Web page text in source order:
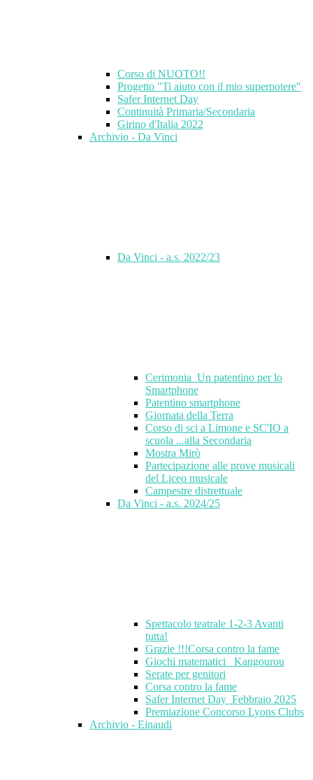
Corso di NUOTO!!
Progetto "Ti aiuto con il mio superpotere"
Safer Internet Day
Continuità Primaria/Secondaria
Girino d'Italia 2022
Archivio - Da Vinci
Da Vinci - a.s. 2022/23
Cerimonia_Un patentino per lo
Smartphone
Patentino smartphone
Giornata della Terra
Corso di sci a Limone e SC'IO a
scuola ...alla Secondaria
Mostra Mirò
Partecipazione alle prove musicali
del Liceo musicale
Campestre distrettuale
Da Vinci - a.s. 2024/25
Spettacolo teatrale 1-2-3 Avanti
tutta!
Grazie !!!Corsa contro la fame
Giochi matematici_ Kangourou
Serate per genitori
Corsa contro la fame
Safer Internet Day_Febbraio 2025
Premiazione Concorso Lyons Clubs
Archivio - Einaudi